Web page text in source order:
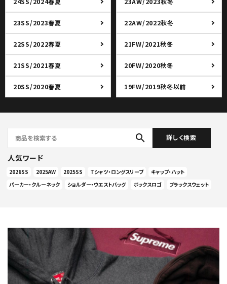
23SS/2023春夏 22AW/2022秋冬
22SS/2022春夏 21FW/2021秋冬
21SS/2021春夏 20FW/2020秋冬
20SS/2020春夏 19FW/2019秋冬以前
search 詳しく検索
人気ワード
2026SS 2025AW 2025SS Tシャツ・ロングスリーブ
キャップ・ハット
パーカー・クルーネック
ショルダー・ウエストバッグ ボックスロゴ ブラックスウェット